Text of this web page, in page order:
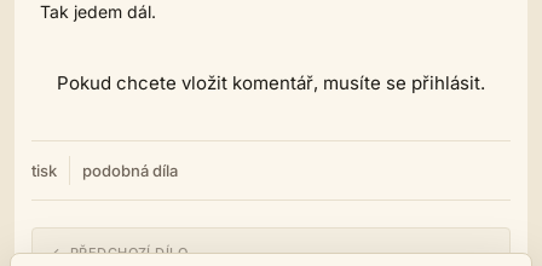
Tak jedem dál.
Pokud chcete vložit komentář, musíte se přihlásit.
tisk podobná díla
← PŘEDCHOZÍ DÍLO